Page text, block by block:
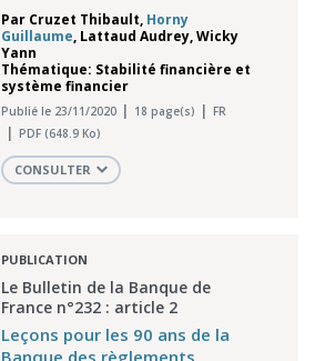
Par Cruzet Thibault, Horny
Guillaume, Lattaud Audrey,Wicky
Yann
Thématique: Stabilité financière et
système financier
Publié le 23/11/2020 18 page(s)
FR
PDF (648.9 Ko)
CONSULTER
PUBLICATION
Le Bulletin de la Banque de
France n°232 : article 2
Leçons pour les 90 ans de la
Banque des règlements